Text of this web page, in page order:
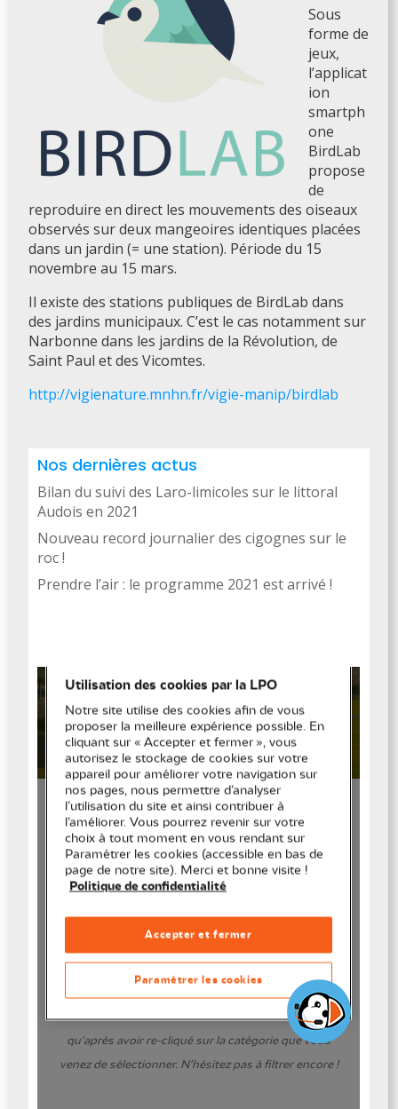
Sous
forme de
jeux,
l’applicat
ion
smartph
one
BirdLab
propose
de
reproduire en direct les mouvements des oiseaux
observés sur deux mangeoires identiques placées
dans un jardin (= une station). Période du 15
novembre au 15 mars.
Il existe des stations publiques de BirdLab dans
des jardins municipaux. C’est le cas notamment sur
Narbonne dans les jardins de la Révolution, de
Saint Paul et des Vicomtes.
http://vigienature.mnhn.fr/vigie-manip/birdlab
Nos dernières actus
Bilan du suivi des Laro-limicoles sur le littoral
Audois en 2021
Nouveau record journalier des cigognes sur le
roc !
Prendre l’air : le programme 2021 est arrivé !